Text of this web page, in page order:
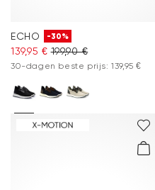
ECHO -30%
139,95 € 199,90 €
30-dagen beste prijs: 139,95 €